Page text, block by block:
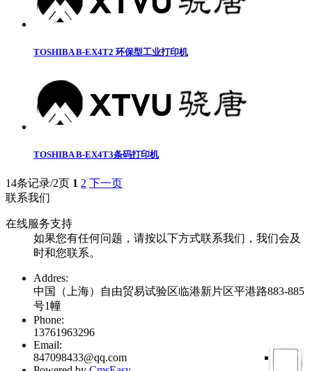
TOSHIBA B-EX4T2 环保型工业打印机
TOSHIBA B-EX4T3条码打印机
14条记录/2页 1 2 下一页
联系我们
在线服务支持
如果您有任何问题，请按以下方式联系我们，我们会及
时和您联系。
Addres:
中国（上海）自由贸易试验区临港新片区平港路883-885
号1幢
Phone:
13761963296
Email:
847098433@qq.com